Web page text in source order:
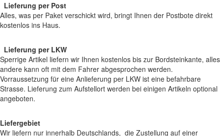
Lieferung per Post
Alles, was per Paket verschickt wird, bringt Ihnen der Postbote direkt
kostenlos ins Haus.
Lieferung per LKW
Sperrige Artikel liefern wir Ihnen kostenlos bis zur Bordsteinkante, alles
andere kann oft mit dem Fahrer abgesprochen werden.
Vorraussetzung für eine Anlieferung per LKW ist eine befahrbare
Strasse. Lieferung zum Aufstellort werden bei einigen Artikeln optional
angeboten.
Liefergebiet
Wir liefern nur innerhalb Deutschlands, die Zustellung auf einer